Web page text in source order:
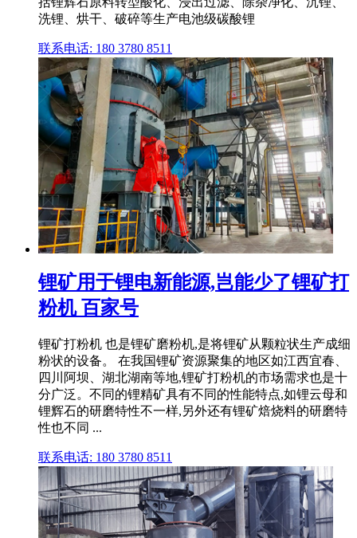
洗锂、烘干、破碎等生产电池级碳酸锂
联系电话: 180 3780 8511
锂矿用于锂电新能源,岂能少了锂矿打
粉机 百家号
锂矿打粉机 也是锂矿磨粉机,是将锂矿从颗粒状生产成细
粉状的设备。 在我国锂矿资源聚集的地区如江西宜春、
四川阿坝、湖北湖南等地,锂矿打粉机的市场需求也是十
分广泛。不同的锂精矿具有不同的性能特点,如锂云母和
锂辉石的研磨特性不一样,另外还有锂矿焙烧料的研磨特
性也不同 ...
联系电话: 180 3780 8511